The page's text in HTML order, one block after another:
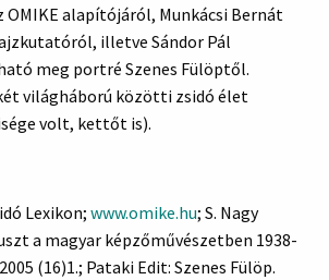
OMIKE alapítójáról, Munkácsi Bernát
illetve Sándor Pál
meg portré Szenes Fülöptől.
világháború közötti zsidó élet
volt, kettőt is).
Lexikon; www.omike.hu; S. Nagy
a magyar képzőművészetben 1938-
(16)1.; Pataki Edit: Szenes Fülöp.